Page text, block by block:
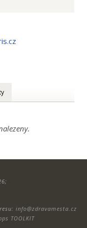
info@zdravamesta.cz
TOOLKIT